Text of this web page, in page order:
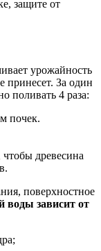
защите от
урожайность
принесет. За один
поливать 4 раза:
почек.
древесина
поверхностное
воды зависит от